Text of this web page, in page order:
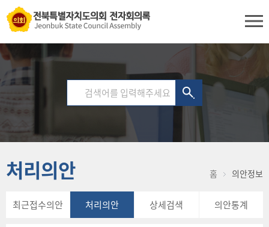
처리의안 홈 의안정보
최근접수의안 처리의안 상세검색 의안통계